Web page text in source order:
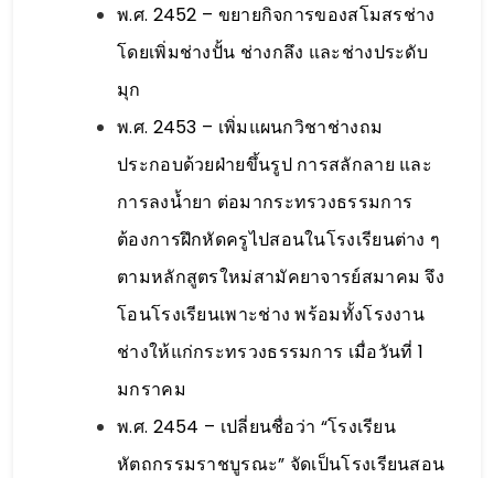
พ.ศ. 2452 – ขยายกิจการของสโมสรช่าง
โดยเพิ่มช่างปั้น ช่างกลึง และช่างประดับ
มุก
พ.ศ. 2453 – เพิ่มแผนกวิชาช่างถม
ประกอบด้วยฝ่ายขึ้นรูป การสลักลาย และ
การลงน้ำยา ต่อมากระทรวงธรรมการ
ต้องการฝึกหัดครูไปสอนในโรงเรียนต่าง ๆ
ตามหลักสูตรใหม่สามัคยาจารย์สมาคม จึง
โอนโรงเรียนเพาะช่าง พร้อมทั้งโรงงาน
ช่างให้แก่กระทรวงธรรมการ เมื่อวันที่ 1
มกราคม
พ.ศ. 2454 – เปลี่ยนชื่อว่า “โรงเรียน
หัตถกรรมราชบูรณะ” จัดเป็นโรงเรียนสอน